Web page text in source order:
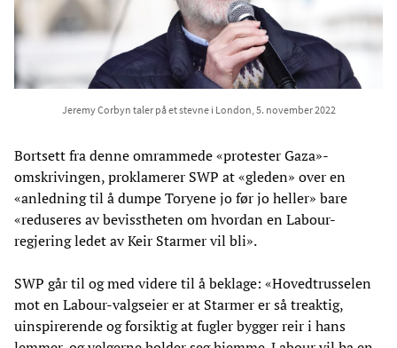
Jeremy Corbyn taler på et stevne i London, 5. november 2022
Bortsett fra denne omrammede «protester Gaza»-
omskrivingen, proklamerer SWP at «gleden» over en
«anledning til å dumpe Toryene jo før jo heller» bare
«reduseres av bevisstheten om hvordan en Labour-
regjering ledet av Keir Starmer vil bli».
SWP går til og med videre til å beklage: «Hovedtrusselen
mot en Labour-valgseier er at Starmer er så treaktig,
uinspirerende og forsiktig at fugler bygger reir i hans